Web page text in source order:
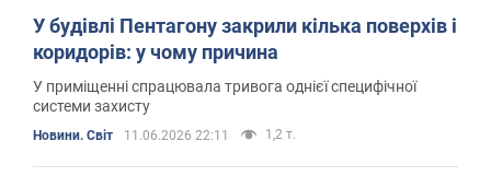
У будівлі Пентагону закрили кілька поверхів і
коридорів: у чому причина
У приміщенні спрацювала тривога однієї специфічної
системи захисту
Новини. Світ 11.06.2026 22:11 1,2 т.